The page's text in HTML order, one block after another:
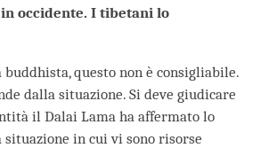
occidente. I tibetani lo
questo non è consigliabile.
dalla situazione. Si deve giudicare
il Dalai Lama ha affermato lo
situazione in cui vi sono risorse